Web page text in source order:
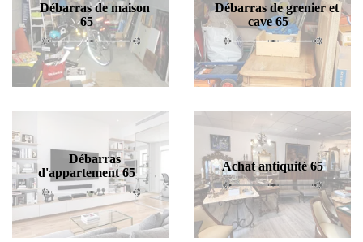
Débarras de maison
65
Débarras de grenier et
cave 65
Débarras
d'appartement 65
Achat antiquité 65